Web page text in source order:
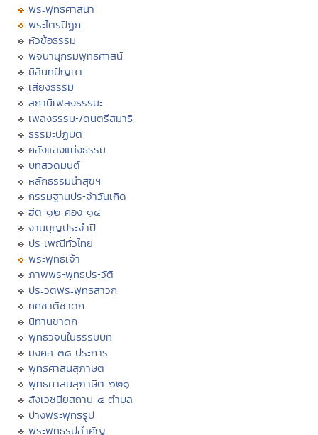
พระพุทธศาสนา
พระไตรปิฏก
หัวข้อธรรม
พจนานุกรมพุทธศาสน์
มิลินทปัญหา
เสียงธรรม
สถานีเพลงธรรมะ
เพลงธรรมะ/ดนตรีสมาธิ
ธรรมะปฏิบัติ
คลังแสงแห่งธรรม
บทสวดมนต์
หลักธรรมนำสุขฯ
กรรมฐานประจำวันเกิด
ฮีต ๑๒ คอง ๑๔
งานบุญประจำปี
ประเพณีทั่วไทย
พระพุทธเจ้า
ภาพพระพุทธประวัติ
ประวัติพระพุทธสาวก
ทศชาติชาดก
นิทานชาดก
พุทธวจนในธรรมบท
มงคล ๓๘ ประการ
พุทธศาสนสุภาษิต
พุทธศาสนสุภาษิต ๖๒๑
สังเวชนียสถาน ๔ ตำบล
ปางพระพุทธรูป
พระพุทธรูปสำคัญ